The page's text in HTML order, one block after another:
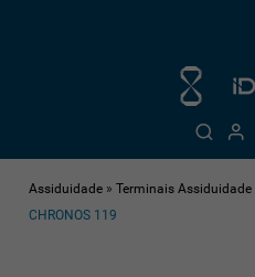
Assiduidade »Terminais Assiduidade
CHRONOS 119